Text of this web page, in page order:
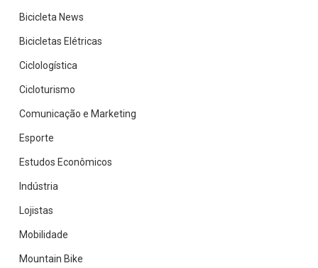
Bicicleta News
Bicicletas Elétricas
Ciclologística
Cicloturismo
Comunicação e Marketing
Esporte
Estudos Econômicos
Indústria
Lojistas
Mobilidade
Mountain Bike